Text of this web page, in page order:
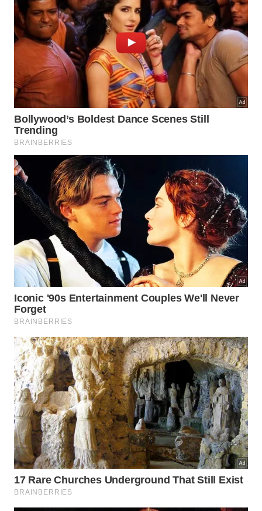
muitos anos dentro de casa?
A longevidade dessa folhagem maravilhosa
depende da consistência na aplicação de cuidados
simples cotidianos. Evitar o excesso de regas e
manter a poeira afastada garante que a planta
desempenhe seu papel dedestaquenos recantos
favoritos.
Por fim, monitorar a estrutura dos vasos assegura
um desenvolvimento pleno e saudável para a
vegetação. Dessa forma, sua residência manterá um
visual renovado, exibindo uma atmosfera de
extremo bom gosto,equilíbrio
natural e aconchego
familiar.